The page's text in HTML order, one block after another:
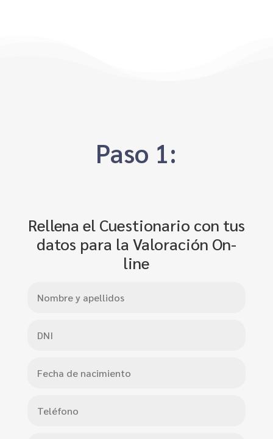
Paso 1:
Rellena el Cuestionario con tus
datos para la Valoración On-
line